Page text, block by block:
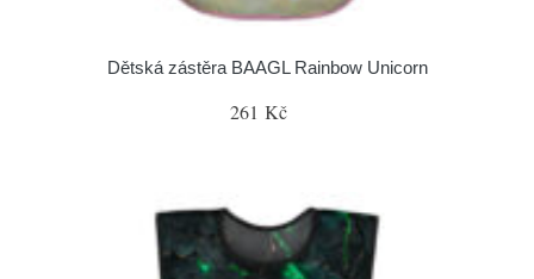
Dětská zástěra BAAGL Rainbow Unicorn
261 Kč